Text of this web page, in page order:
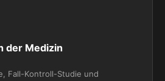
der Medizin
Fall-Kontroll-Studie und